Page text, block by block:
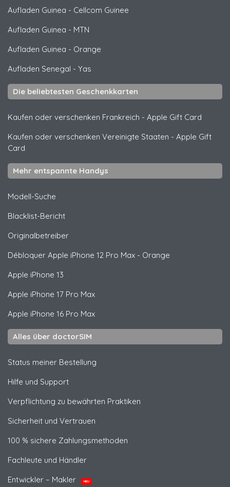
Aufladen Guinea - Cellcom Guinee
Aufladen Guinea - MTN
Aufladen Guinea - Orange
Aufladen Senegal - Yas
Die beliebtesten Geschenkkarten
Kaufen oder verschenken Frankreich - Apple Gift Card
Kaufen oder verschenken Vereinigte Staaten - Apple Gift
Card
Mehr entspannte Handys
Modell-Suche
Blacklist-Bericht
Originalbetreiber
Débloquer Apple iPhone 12 Pro Max - Orange
Apple iPhone 13
Apple iPhone 17 Pro Max
Apple iPhone 16 Pro Max
Alles über doctorSIM
Status meiner Bestellung
Hilfe und Support
Verpflichtung zu bewährten Praktiken
Sicherheit und Vertrauen
100 % sichere Zahlungsmethoden
Fachleute und Händler
Entwickler – Makler
NEU